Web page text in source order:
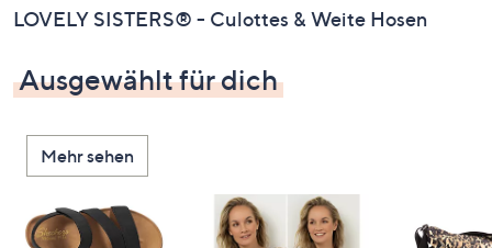
Pfeiltasten
oben
und
nach
unten
oder
wischen
Sie
LOVELY SISTERS® - Culottes & Weite Hosen
Ausgewählt für dich
Mehr sehen